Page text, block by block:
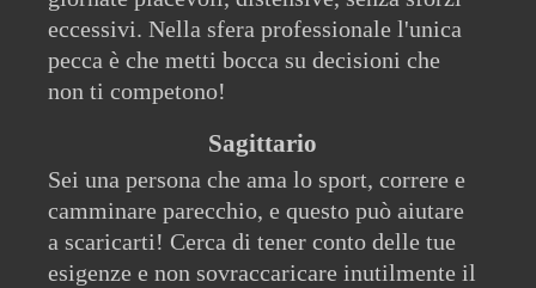
eccessivi. Nella sfera professionale l'unica
pecca è che metti bocca su decisioni che
non ti competono!
Sagittario
Sei una persona che ama lo sport, correre e
camminare parecchio, e questo può aiutare
a scaricarti! Cerca di tener conto delle tue
esigenze e non sovraccaricare inutilmente il